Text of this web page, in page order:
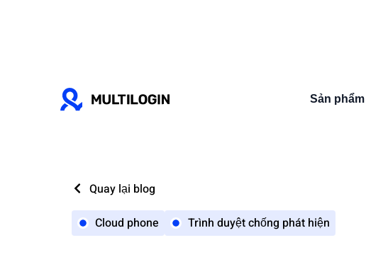
Sản phẩm
Quay lại blog
Cloud phone
Trình duyệt chống phát hiện